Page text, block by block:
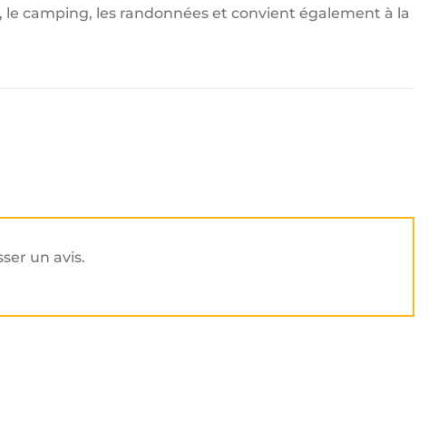
camping, les randonnées et convient également à la
un avis.